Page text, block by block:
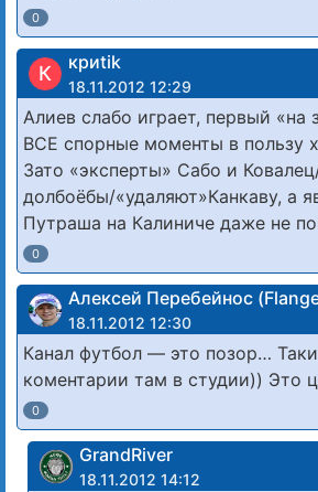
0
К криtik
18.11.2012 12:29
Алиев слабо играет, первый «на
ВСЕ спорные моменты в пользу
Зато «эксперты» Сабо и
долбоёбы/«удаляют»Канкаву, а
Путраша на Калиниче даже не
0
Алексей Перебейнос
18.11.2012 12:30
Канал футбол — это позор…
коментарии там в студии)) Это
0
GrandRiver
18.11.2012 14:12